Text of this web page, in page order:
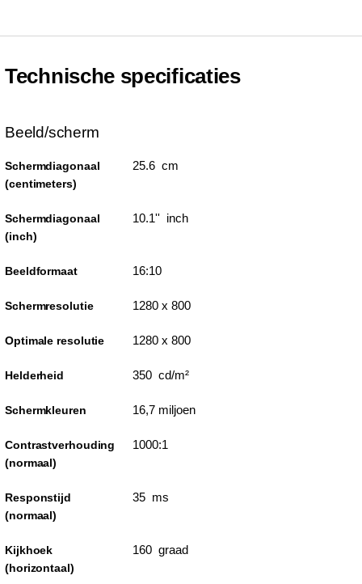
Technische specificaties
Beeld/scherm
Schermdiagonaal
(centimeters)
25.6 cm
Schermdiagonaal
(inch)
10.1'' inch
Beeldformaat 16:10
Schermresolutie 1280 x 800
Optimale resolutie 1280 x 800
Helderheid 350 cd/m²
Schermkleuren 16,7 miljoen
Contrastverhouding
(normaal)
1000:1
Responstijd
(normaal)
35 ms
Kijkhoek
(horizontaal)
160 graad